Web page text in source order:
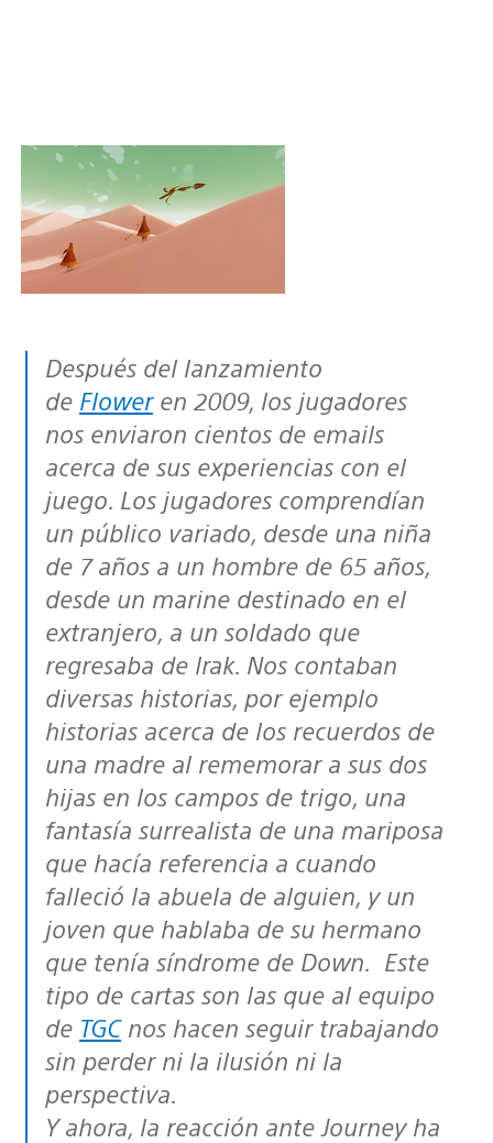
Después del lanzamiento
de Floweren 2009, los jugadores
nos enviaron cientos de emails
acerca de sus experiencias con el
juego. Los jugadores comprendían
un público variado, desde una niña
de 7 años a un hombre de 65 años,
desde un marine destinado en el
extranjero, a un soldado que
regresaba de Irak. Nos contaban
diversas historias, por ejemplo
historias acerca de los recuerdos de
una madre al rememorar a sus dos
hijas en los campos de trigo, una
fantasía surrealista de una mariposa
que hacía referencia a cuando
falleció la abuela de alguien, y un
joven que hablaba de su hermano
que tenía síndrome de Down. Este
tipo de cartas son las que al equipo
de TGCnos hacen seguir trabajando
sin perder ni la ilusión ni la
perspectiva.
Y ahora, la reacción ante Journey ha